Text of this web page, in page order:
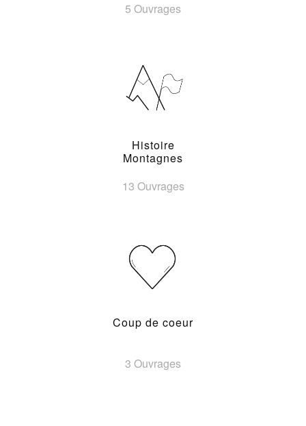
5 Ouvrages
Histoire
Montagnes
13 Ouvrages
Coup de coeur
3 Ouvrages